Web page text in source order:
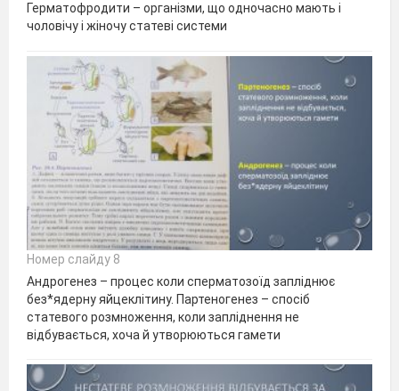
Герматофродити – організми, що одночасно мають і
чоловічу і жіночу статеві системи
Номер слайду 8
Андрогенез – процес коли сперматозоїд запліднює
без*ядерну яйцеклітину. Партеногенез – спосіб
статевого розмноження, коли запліднення не
відбувається, хоча й утворюються гамети